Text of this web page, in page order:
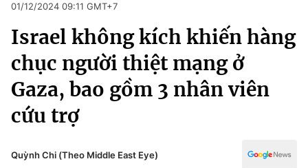
Chuyên mục
Chính trị
Xã hội
Pháp luật
Kinh tế
Thể thao
Truyền hình
Văn hóa - Giải trí
Y tế
Đời sống
Giáo dục
01/12/2024 09:11 GMT+7
Israel không kích khiến hàng
chục người thiệt mạng ở
Gaza, bao gồm 3 nhân viên
cứu trợ
Quỳnh Chi (Theo Middle East Eye)